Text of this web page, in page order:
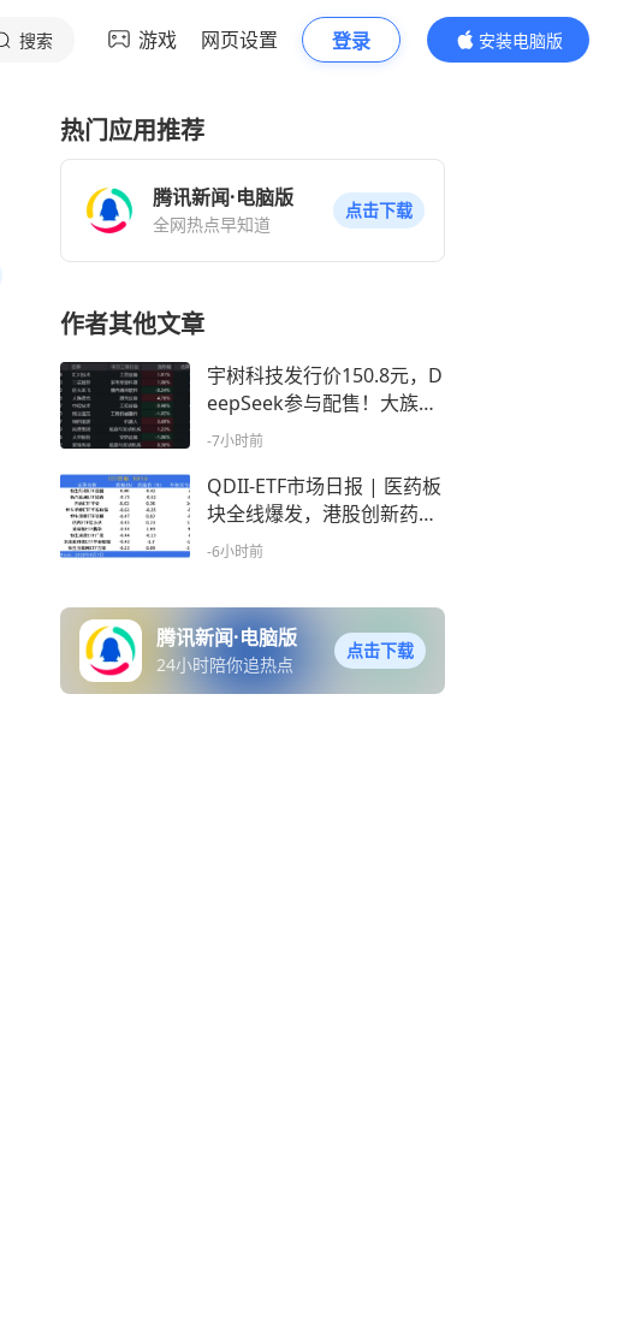
搜索 游戏 网页设置 登录
安装电脑版
内容更精彩
热门应用推荐
腾讯新闻·电脑版
全网热点早知道
点击下载
作者其他文章
宇树科技发行价150.8元，D
eepSeek参与配售！大族激
光涨超4%，机器人ETF汇添
主线“量产节奏+资本化”双催
化落地！
-7小时前
QDII-ETF市场日报 | 医药板
块全线爆发，港股创新药引
领涨势
-6小时前
腾讯新闻·电脑版
24小时陪你追热点
点击下载